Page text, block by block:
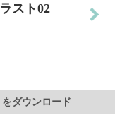
スト02
ダウンロード